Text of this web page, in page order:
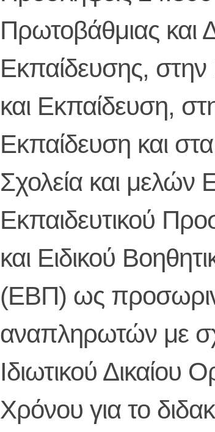
Πρωτοβάθμιας και
Εκπαίδευσης, στην
και Εκπαίδευση,
Εκπαίδευση και
Σχολεία και μελών
Εκπαιδευτικού
και Ειδικού
(ΕΒΠ) ως
αναπληρωτών με
Ιδιωτικού Δικαίου
Χρόνου για το